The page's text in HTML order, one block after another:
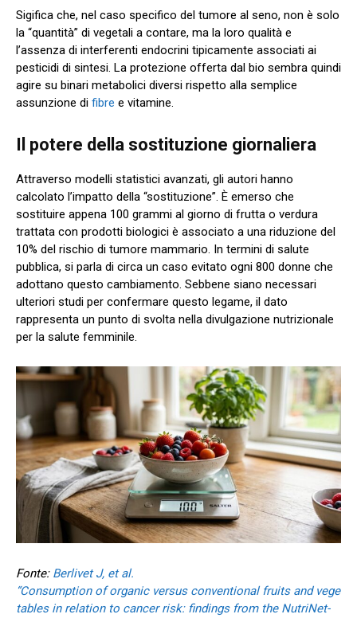
Sigifica che, nel caso specifico del tumore al seno, non è solo
la “quantità” di vegetali a contare, ma la loro qualità e
l’assenza di interferenti endocrini tipicamente associati ai
pesticidi di sintesi. La protezione offerta dal bio sembra quindi
agire su binari metabolici diversi rispetto alla semplice
assunzione di fibre e vitamine.
Il potere della sostituzione giornaliera
Attraverso modelli statistici avanzati, gli autori hanno
calcolato l’impatto della “sostituzione”. È emerso che
sostituire appena 100 grammi al giorno di frutta o verdura
trattata con prodotti biologici è associato a una riduzione del
10% del rischio di tumore mammario. In termini di salute
pubblica, si parla di circa un caso evitato ogni 800 donne che
adottano questo cambiamento. Sebbene siano necessari
ulteriori studi per confermare questo legame, il dato
rappresenta un punto di svolta nella divulgazione nutrizionale
per la salute femminile.
Fonte: Berlivet J, et al.
“Consumption of organic versus conventional fruits and vege
tables in relation to cancer risk: findings from the NutriNet-